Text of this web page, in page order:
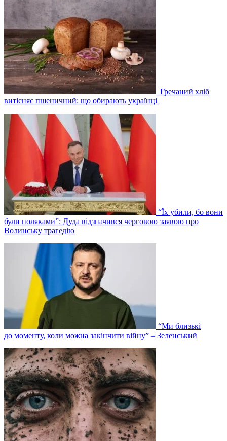
Гречаний хліб
витісняє пшеничний: що обирають українці
“Їх убили, бо вони
були поляками”: Дуда відзначився черговою заявою про
Волинську трагедію
“Ми близькі
до моменту, коли можна закінчити війну” – Зеленський